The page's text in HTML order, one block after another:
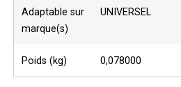
Adaptable sur
marque(s)
UNIVERSEL
Poids (kg) 0,078000